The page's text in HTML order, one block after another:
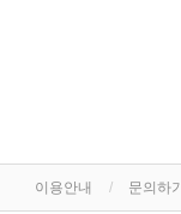
이용안내 문의하기